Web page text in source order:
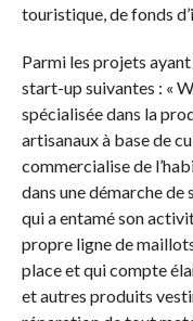
touristique, de fonds
Parmi les projets
start-up suivantes : «
spécialisée dans la
artisanaux à base de
commercialise de
dans une démarche
qui a entamé son
propre ligne de
place et qui compte
et autres produits